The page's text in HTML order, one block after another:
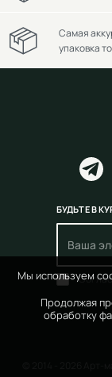
Мы используем
Продолжая
обработку
Самая
упаковка
БУДЬТЕ В
© 2014 - 2026